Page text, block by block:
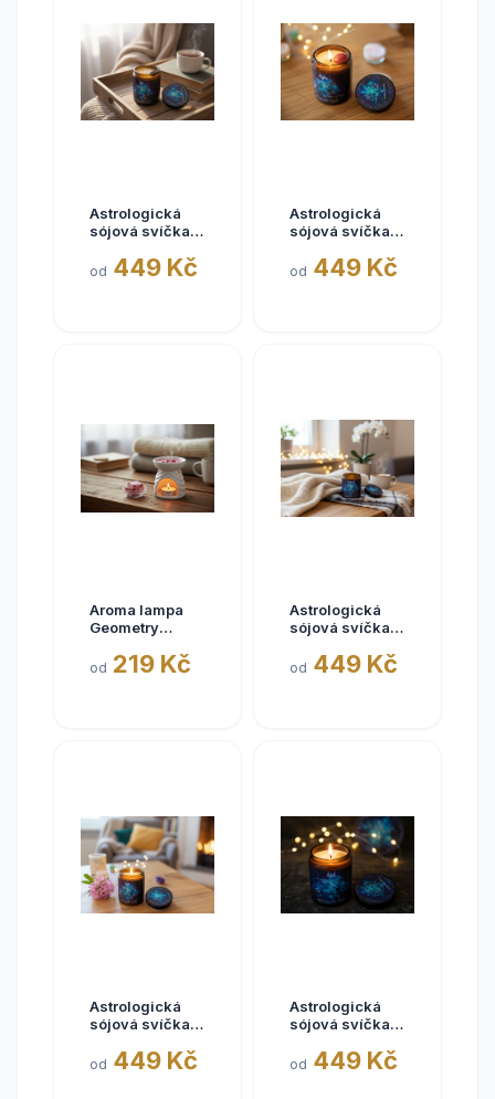
Astrologická
sójová svíčka
od 449 Kč
Astrologická
sójová svíčka
od 449 Kč
Aroma lampa
Geometry
zlatými
od 219 Kč
Astrologická
sójová svíčka
180ML
od 449 Kč
Astrologická
sójová svíčka
od 449 Kč
Astrologická
sójová svíčka
od 449 Kč